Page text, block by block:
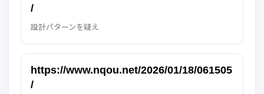
/
設計パターンを疑え
https://www.nqou.net/2026/01/18/061505
/